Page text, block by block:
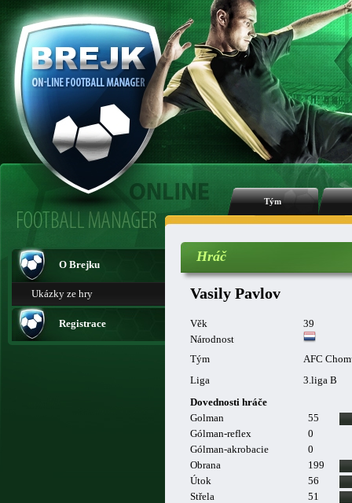
Tým
O Brejku
Ukázky ze hry
Registrace
Hráč
Vasily Pavlov
Věk
39
Národnost
Tým
AFC
Liga
3.liga B
Dovednosti hráče
Golman
55
Gólman-reflex
0
Gólman-akrobacie
0
Obrana
199
Útok
56
Střela
51